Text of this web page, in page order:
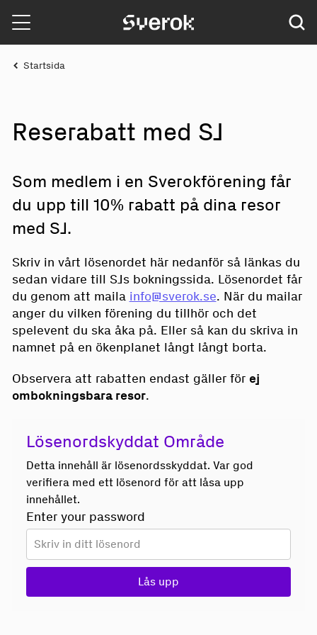
Sverok
Startsida
Reserabatt med SJ
Som medlem i en Sverokförening får
du upp till 10% rabatt på dina resor
med SJ.
Skriv in vårt lösenordet här nedanför så länkas du
sedan vidare till SJs bokningssida. Lösenordet får
du genom att maila info@sverok.se. När du mailar
anger du vilken förening du tillhör och det
spelevent du ska åka på. Eller så kan du skriva in
namnet på en ökenplanet långt långt borta.
Observera att rabatten endast gäller för ej
ombokningsbara resor.
Lösenordskyddat Område
Detta innehåll är lösenordsskyddat. Var god
verifiera med ett lösenord för att låsa upp
innehållet.
Enter your password
Lås upp